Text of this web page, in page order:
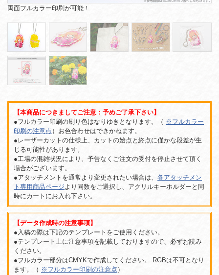
両面フルカラー印刷が可能！
【本商品につきましてご注意：予めご了承下さい】
●フルカラー印刷の刷り色はなりゆきとなります。（ ※フルカラー
印刷の注意点 ）お色合わせはできかねます。
●レーザーカットの仕様上、カットの始点と終点に僅かな段差が生
じる可能性があります。
●工場の混雑状況により、予告なくご注文の受付を停止させて頂く
場合がございます。
●アタッチメントを通常より変更されたい場合は、 各アタッチメン
ト専用商品ページより同数をご選択し、アクリルキーホルダーと同
時にカートにお入れ下さい。
【データ作成時の注意事項】
●入稿の際は下記のテンプレートをご使用ください。
●テンプレート上に注意事項を記載しておりますので、必ずお読み
ください。
●フルカラー部分はCMYKで作成してください。 RGBは不可となり
ます。（ ※フルカラー印刷の注意点 ）